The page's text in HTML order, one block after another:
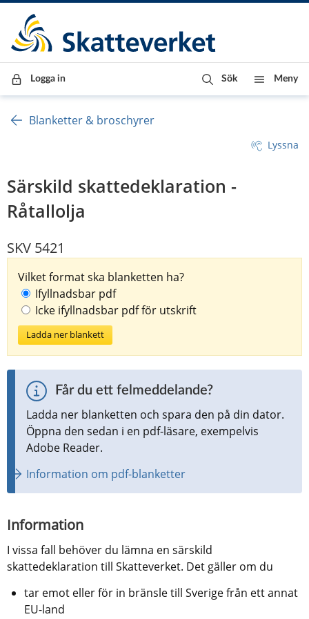
Till innehåll
Till navigationen
Till chattrobot
Logga in Sök Meny
Blanketter & broschyrer
Lyssna
Särskild skattedeklaration -
Råtallolja
SKV 5421
Vilket format ska blanketten ha?
Ifyllnadsbar pdf
Icke ifyllnadsbar pdf för utskrift
Ladda ner blankett
Får du ett felmeddelande?
Ladda ner blanketten och spara den på din dator.
Öppna den sedan i en pdf-läsare, exempelvis
Adobe Reader.
Information om pdf-blanketter
Information
I vissa fall behöver du lämna en särskild
skattedeklaration till Skatteverket. Det gäller om du
tar emot eller för in bränsle till Sverige från ett annat
EU-land